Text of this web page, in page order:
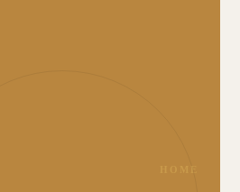
HOME